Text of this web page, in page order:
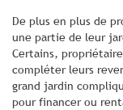
De plus en plus de
une partie de leur
Certains,
compléter leurs
grand jardin
pour financer ou